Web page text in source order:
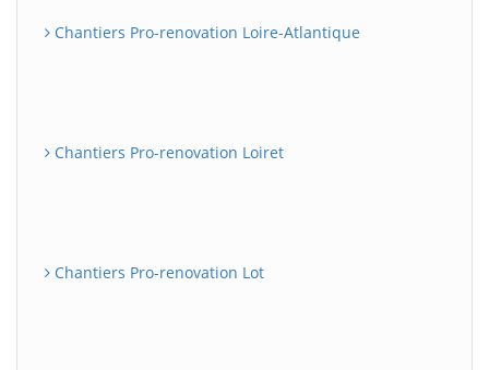
Chantiers Pro-renovation Loire-Atlantique
Chantiers Pro-renovation Loiret
Chantiers Pro-renovation Lot